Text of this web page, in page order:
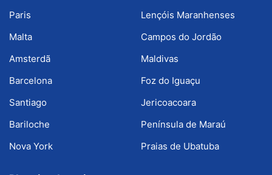
Paris
Malta
Amsterdã
Barcelona
Santiago
Bariloche
Nova York
Lençóis Maranhenses
Campos do Jordão
Maldivas
Foz do Iguaçu
Jericoacoara
Península de Maraú
Praias de Ubatuba